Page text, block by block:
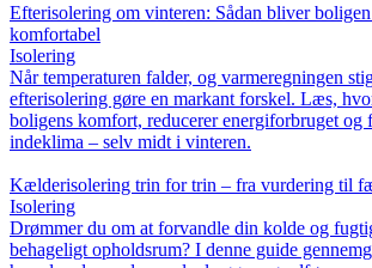
Efterisolering om vinteren: Sådan bliver
komfortabel
Isolering
Når temperaturen falder, og varmeregningen
efterisolering gøre en markant forskel. Læs,
boligens komfort, reducerer energiforbruget og
indeklima – selv midt i vinteren.
Kælderisolering trin for trin – fra vurdering til
Isolering
Drømmer du om at forvandle din kolde og
behageligt opholdsrum? I denne guide